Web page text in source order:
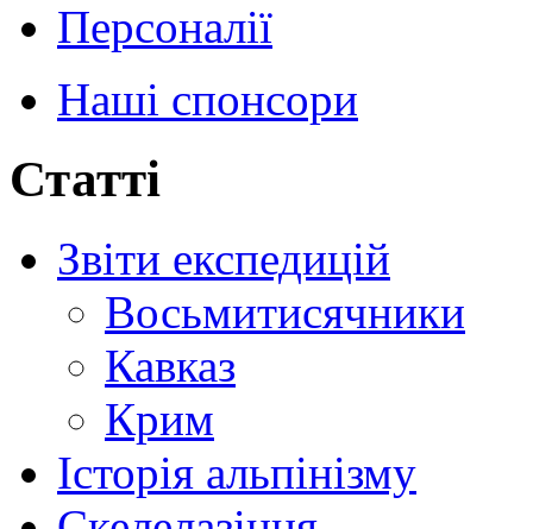
Персоналії
Наші спонсори
Статті
Звіти експедицій
Восьмитисячники
Кавказ
Крим
Історія альпінізму